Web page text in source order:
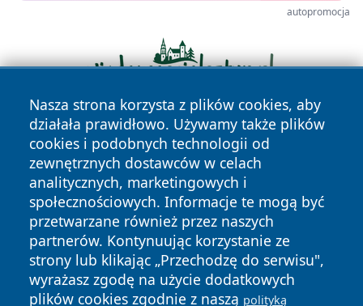
autopromocja
Nasza strona korzysta z plików cookies, aby
działała prawidłowo. Używamy także plików
cookies i podobnych technologii od
zewnętrznych dostawców w celach
analitycznych, marketingowych i
społecznościowych. Informacje te mogą być
przetwarzane również przez naszych
partnerów. Kontynuując korzystanie ze
strony lub klikając „Przechodzę do serwisu",
wyrażasz zgodę na użycie dodatkowych
plików cookies zgodnie z naszą polityką
Copyright © 2026 olkuszonline.pl Wszystkie prawa
zastrzeżone.